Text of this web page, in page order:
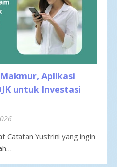
Aplikasi
untuk Investasi
Catatan Yustrini yang ingin